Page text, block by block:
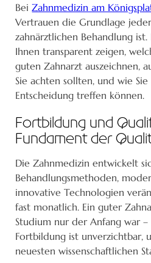
BeiZahnmedizin am
Vertrauen die Grundlage
zahnärztlichen Behandlung
Ihnen transparent zeigen,
guten Zahnarzt auszeichnen,
Sie achten sollten, und wie
Entscheidung treffen können.
Fortbildung und
Fundament der
Die Zahnmedizin entwickelt
Behandlungsmethoden,
innovative Technologien
fast monatlich. Ein guter
Studium nur der Anfang war
Fortbildung ist unverzichtbar,
neuesten wissenschaftlichen